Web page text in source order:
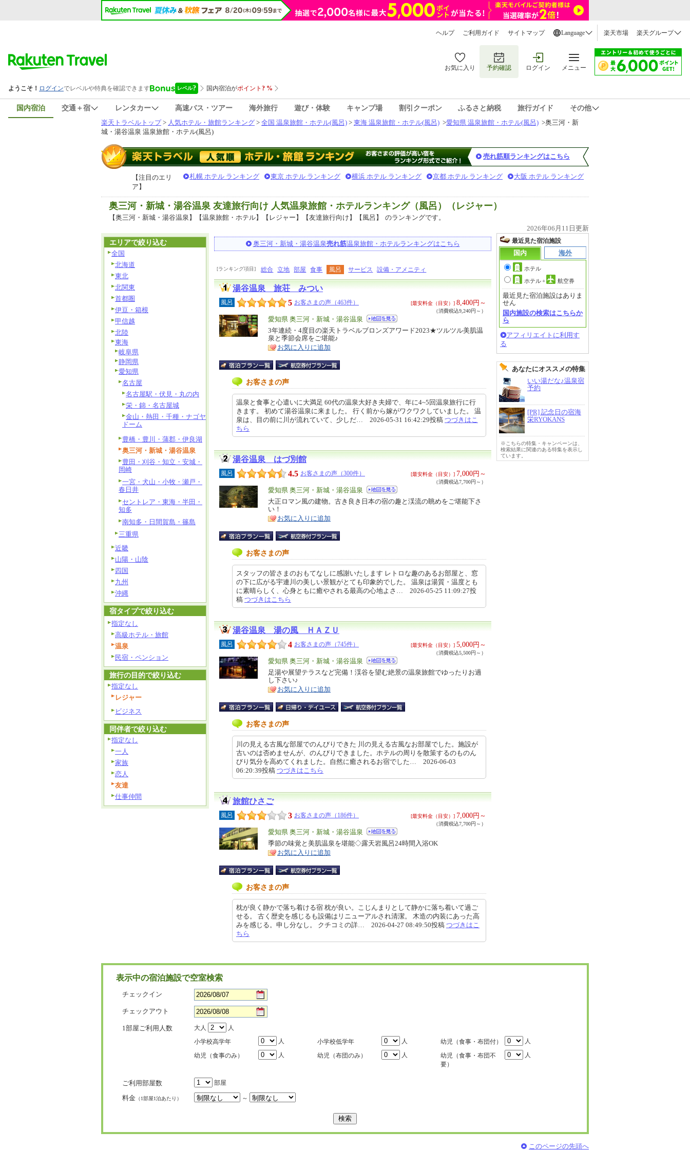
ヘルプ ご利用ガイド サイトマップ Language 楽天市場 楽天グループ
お気に入り 予約確認 ログイン メニュー
国内宿泊 交通＋宿 レンタカー 高速バス・ツアー 海外旅行 遊び・体験 キャンプ場 割引クーポン ふるさと納税 旅行ガイド
その他
楽天トラベルトップ> 人気ホテル・旅館ランキング > 全国 温泉旅館・ホテル(風呂) > 東海 温泉旅館・ホテル(風呂) >愛知県 温泉旅館・ホテル(風呂) >奥三河・新
城・湯谷温泉 温泉旅館・ホテル(風呂)
売れ筋順ランキングはこちら
【注目のエリ
ア】
札幌 ホテル ランキング 東京 ホテル ランキング 横浜 ホテル ランキング 京都 ホテル ランキング 大阪 ホテル ランキング
奥三河・新城・湯谷温泉 友達旅行向け 人気温泉旅館・ホテルランキング（風呂）（レジャー）
【奥三河・新城・湯谷温泉】【温泉旅館・ホテル】【レジャー】【友達旅行向け】【風呂】
のランキングです。
2026年06月11日更新
奥三河・新城・湯谷温泉売れ筋温泉旅館・ホテルランキングはこちら
[ランキング項目] 総合 立地 部屋 食事 風呂 サービス 設備・アメニティ
湯谷温泉 旅荘 みつい
風呂 5 お客さまの声（463件） [最安料金（目安）] 8,400円～
（消費税込9,240円～）
エ
リ
ア
愛知県 奥三河・新城・湯谷温泉
特
徴
3年連続・4度目の楽天トラベルブロンズアワード2023★ツルツル美肌温
泉と季節会席をご堪能♪
お気に入りに追加
お客さまの声
温泉と食事と心遣いに大満足 60代の温泉大好き夫婦で、年に4~5回温泉旅行に行
きます。 初めて湯谷温泉に来ました。 行く前から嫁がワクワクしていました。 温
泉は、目の前に川が流れていて、少しだ… 2026-05-31 16:42:29投稿 つづきはこ
ちら
湯谷温泉 はづ別館
風呂 4.5 お客さまの声（300件） [最安料金（目安）] 7,000円～
（消費税込7,700円～）
エ
リ
ア
愛知県 奥三河・新城・湯谷温泉
特
徴
大正ロマン風の建物。古き良き日本の宿の趣と渓流の眺めをご堪能下さ
い！
お気に入りに追加
お客さまの声
スタッフの皆さまのおもてなしに感謝いたします レトロな趣のあるお部屋と、窓
の下に広がる宇連川の美しい景観がとても印象的でした。 温泉は湯質・温度とも
に素晴らしく、心身ともに癒やされる最高の心地よさ… 2026-05-25 11:09:27投
稿 つづきはこちら
湯谷温泉 湯の風 ＨＡＺＵ
風呂 4 お客さまの声（745件） [最安料金（目安）] 5,000円～
（消費税込5,500円～）
エ
リ
ア
愛知県 奥三河・新城・湯谷温泉
特
徴
足湯や展望テラスなど完備！渓谷を望む絶景の温泉旅館でゆったりお過
し下さい♪
お気に入りに追加
お客さまの声
川の見える古風な部屋でのんびりできた 川の見える古風なお部屋でした。施設が
古いのは否めませんが、のんびりできました。ホテルの周りを散策するのものん
びり気分を高めてくれました。自然に癒されるお宿でした… 2026-06-03
06:20:39投稿 つづきはこちら
旅館ひさご
風呂 3 お客さまの声（186件） [最安料金（目安）] 7,000円～
（消費税込7,700円～）
エ
リ
ア
愛知県 奥三河・新城・湯谷温泉
特
徴
季節の味覚と美肌温泉を堪能◇露天岩風呂24時間入浴OK
お気に入りに追加
お客さまの声
枕が良く静かで落ち着ける宿 枕が良い。こじんまりとして静かに落ち着いて過ご
せる。 古く歴史を感じるも設備はリニューアルされ清潔。 木造の内装にあった高
みを感じる。申し分なし。 クチコミの詳… 2026-04-27 08:49:50投稿 つづきはこ
ちら
最近見た宿泊施設
国内
海外
ホテル
ホテル+ 航空券
最近見た宿泊施設はありま
せん
国内施設の検索はこちらか
ら
アフィリエイトに利用す
る
あなたにオススメの特集
いい湯だな♪温泉宿
予約
[PR] 記念日の宿海
栄RYOKANS
※こちらの特集・キャンペーンは、
検索結果に関連のある特集を表示し
ています。
エリアで絞り込む
全国
北海道
東北
北関東
首都圏
伊豆・箱根
甲信越
北陸
東海
岐阜県
静岡県
愛知県
名古屋
名古屋駅・伏見・丸の内
栄・錦・名古屋城
金山・熱田・千種・ナゴヤ
ドーム
豊橋・豊川・蒲郡・伊良湖
奥三河・新城・湯谷温泉
豊田・刈谷・知立・安城・
岡崎
一宮・犬山・小牧・瀬戸・
春日井
セントレア・東海・半田・
知多
南知多・日間賀島・篠島
三重県
近畿
山陽・山陰
四国
九州
沖縄
宿タイプで絞り込む
指定なし
高級ホテル・旅館
温泉
民宿・ペンション
旅行の目的で絞り込む
指定なし
レジャー
ビジネス
同伴者で絞り込む
指定なし
一人
家族
恋人
友達
仕事仲間
表示中の宿泊施設で空室検索
チェックイン
チェックアウト
1部屋ご利用人数 大人
人
小学校高学年
人 小学校低学年 人 幼児（食事・布団付）
人
幼児（食事のみ）
人 幼児（布団のみ） 人
幼児（食事・布団不
要）
人
ご利用部屋数 部屋
料金 （1部屋1泊あたり） ～
このページの先頭へ